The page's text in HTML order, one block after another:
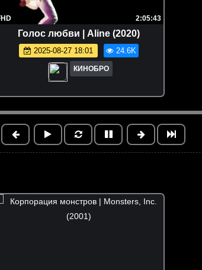
2:05:43
Голос любви | Aline (2020)
2025-08-27 18:01 24.6K
КИНОБРО